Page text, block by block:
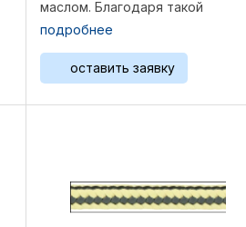
маслом. Благодаря такой
композиции плетеная набивка
мало склонна к выжиманию из
камеры сальника, в то же время
мягко принимает форму камеры.
...
подробнее
оставить заявку